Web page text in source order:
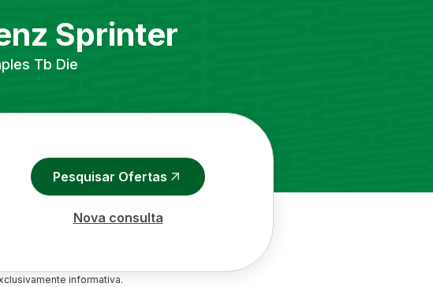
Sprinter
Tb Die
Pesquisar Ofertas
Nova consulta
informativa.